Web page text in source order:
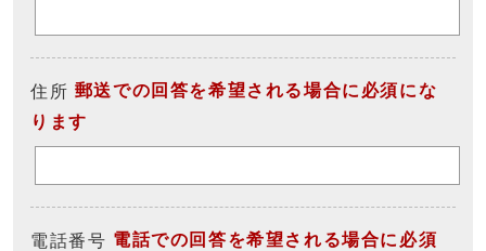
住所 郵送での回答を希望される場合に必須にな
ります
電話番号 電話での回答を希望される場合に必須